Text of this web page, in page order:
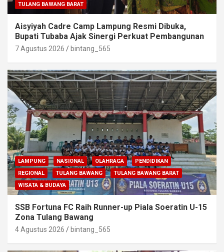
TULANG BAWANG BARAT
Aisyiyah Cadre Camp Lampung Resmi Dibuka,
Bupati Tubaba Ajak Sinergi Perkuat Pembangunan
7 Agustus 2026 bintang_565
LAMPUNG NASIONAL OLAHRAGA
PENDIDIKAN
REGIONAL
TULANG BAWANG
TULANG BAWANG BARAT
WISATA & BUDAYA
SSB Fortuna FC Raih Runner-up Piala Soeratin U-15
Zona Tulang Bawang
4 Agustus 2026 bintang_565